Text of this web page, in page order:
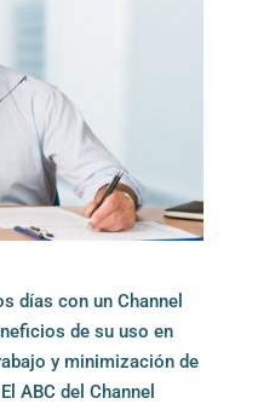
días con un Channel
de su uso en
y minimización de
El ABC del Channel